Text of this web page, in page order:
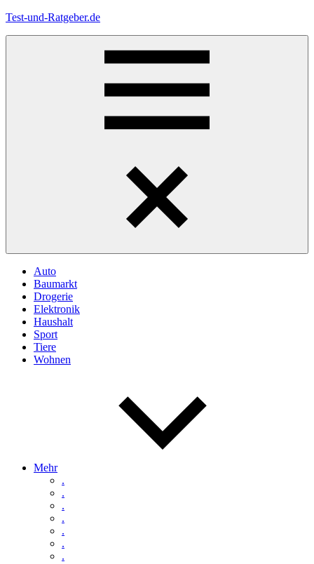
Zum
Test-und-Ratgeber.de
Auto
Baumarkt
Drogerie
Elektronik
Haushalt
Sport
Tiere
Wohnen
Mehr
.
.
.
.
.
.
.